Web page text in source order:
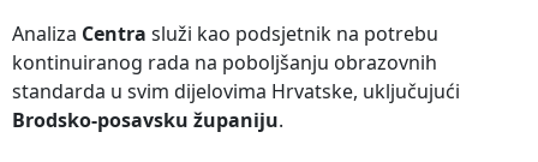
Analiza Centra služi kao podsjetnik na potrebu
kontinuiranog rada na poboljšanju obrazovnih
standarda u svim dijelovima Hrvatske, uključujući
Brodsko-posavsku županiju.